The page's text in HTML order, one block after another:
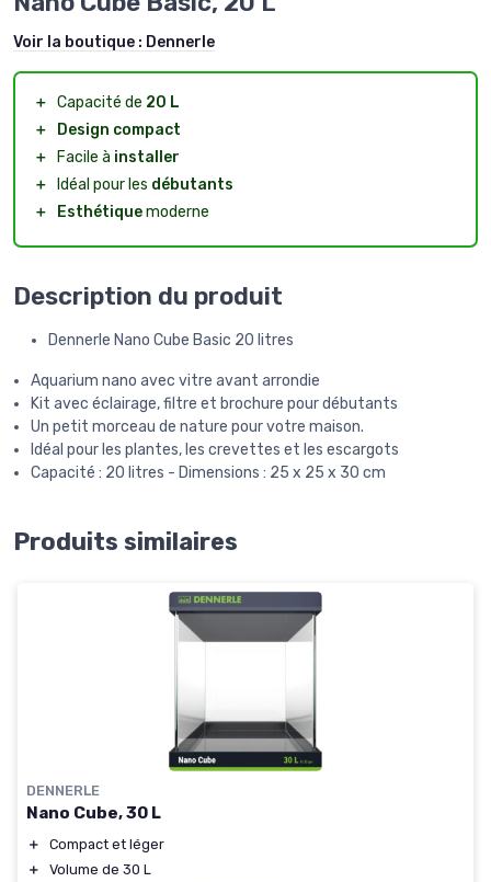
Voir la boutique : Dennerle
＋ Capacité de 20 L
＋
Design compact
＋
Facile à installer
＋
Idéal pour les débutants
＋
Esthétiquemoderne
Description du produit
Dennerle Nano Cube Basic 20 litres
Aquarium nano avec vitre avant arrondie
Kit avec éclairage, filtre et brochure pour débutants
Un petit morceau de nature pour votre maison.
Idéal pour les plantes, les crevettes et les escargots
Capacité : 20 litres - Dimensions : 25 x 25 x 30 cm
Produits similaires
DENNERLE
Nano Cube, 30 L
＋
Compact et léger
＋
Volume de 30 L